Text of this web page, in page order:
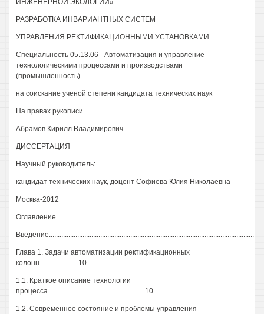
ИНЖЕНЕРНОЙ ЭКОЛОГИИ»
РАЗРАБОТКА ИНВАРИАНТНЫХ СИСТЕМ
УПРАВЛЕНИЯ РЕКТИФИКАЦИОННЫМИ УСТАНОВКАМИ
Специальность 05.13.06 - Автоматизация и управление
технологическими процессами и производствами
(промышленность)
на соискание ученой степени кандидата технических наук
На правах рукописи
Абрамов Кирилл Владимирович
ДИССЕРТАЦИЯ
Научный руководитель:
кандидат технических наук, доцент Софиева Юлия Николаевна
Москва-2012
Оглавление
Введение.....................................................................................................................4
Глава 1. Задачи автоматизации ректификационных
колонн......................10
1.1. Краткое описание технологии
процесса.......................................................10
1.2. Современное состояние и проблемы управления